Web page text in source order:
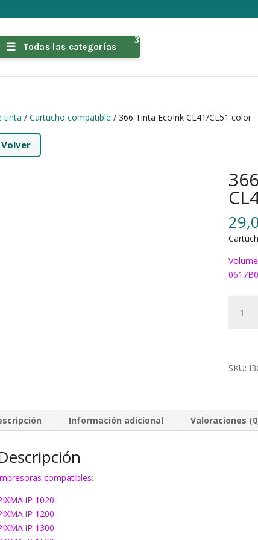
Todas las categorías
tinta /Cartucho compatible / 366 Tinta EcoInk CL41/CL51 color
Volver
Tinta
color
SKU:
Información adicional Valoraciones
compatibles:
iP 1020
iP 1200
iP 1300